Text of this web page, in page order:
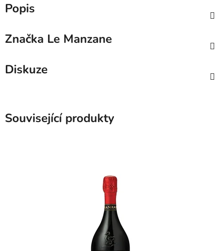
Popis
Značka Le Manzane
Diskuze
Související produkty